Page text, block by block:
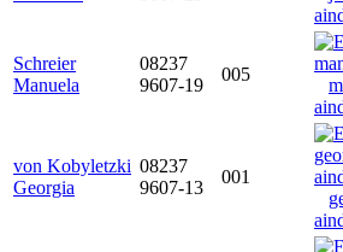
Schreier
Manuela
08237
9607-19
005
von Kobyletzki
Georgia
08237
9607-13
001